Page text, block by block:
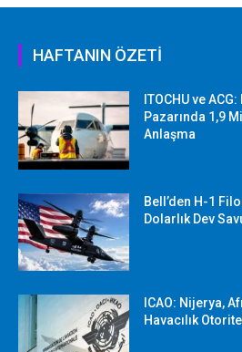
HAFTANIN ÖZETİ
ITOCHU ve
Pazarında 1,9
Anlaşma
Bell’den H-1
Dolarlık Dev
ICAO: Nijerya,
Havacılık